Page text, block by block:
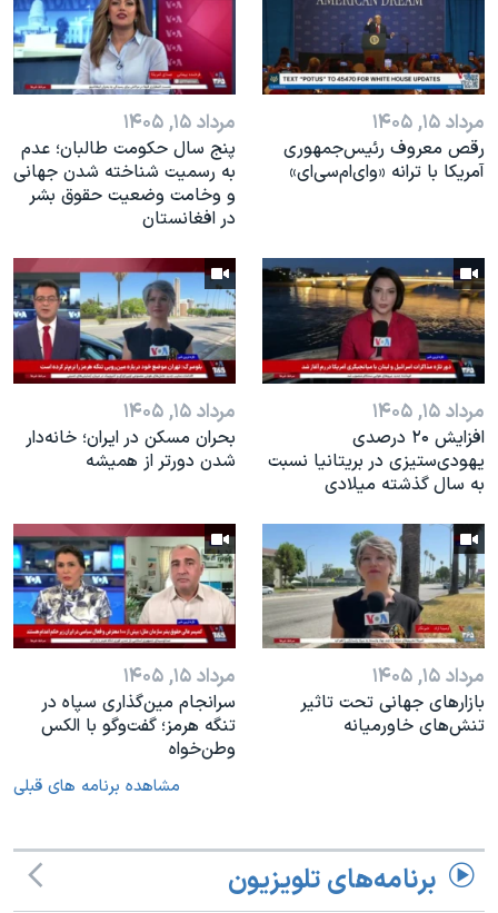
نرگس محمدی برنده جایزه نوبل صلح
همایش محافظه‌کاران آمریکا «سی‌پک»
صفحه‌های ویژه
سفر پرزیدنت ترامپ به چین
مرداد ۱۵, ۱۴۰۵
رقص معروف رئیس‌جمهوری
آمریکا با ترانه «وای‌ام‌سی‌ای»
مرداد ۱۵, ۱۴۰۵
پنج سال حکومت طالبان؛ عدم
به رسمیت شناخته شدن جهانی
و وخامت وضعیت حقوق بشر
در افغانستان
مرداد ۱۵, ۱۴۰۵
افزایش ۲۰ درصدی
یهودی‌ستیزی در بریتانیا نسبت
به سال گذشته میلادی
مرداد ۱۵, ۱۴۰۵
بحران مسکن در ایران؛ خانه‌دار
شدن دورتر از همیشه
مرداد ۱۵, ۱۴۰۵
بازارهای جهانی تحت تاثیر
تنش‌های خاورمیانه
مرداد ۱۵, ۱۴۰۵
سرانجام مین‌گذاری‌ سپاه در
تنگه هرمز؛ گفت‌وگو با الکس
وطن‌خواه
مشاهده برنامه های قبلی
برنامه‌های تلویزیون